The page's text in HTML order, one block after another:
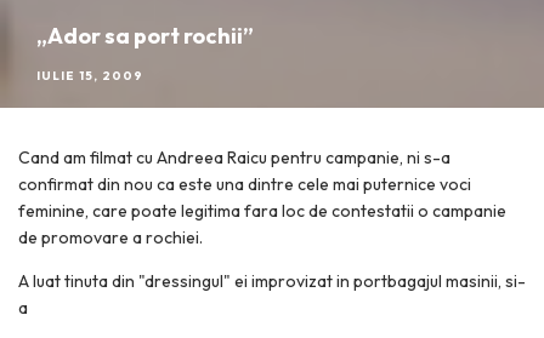
„Ador sa port rochii”
IULIE 15, 2009
Cand am filmat cu Andreea Raicu pentru campanie, ni s-a
confirmat din nou ca este una dintre cele mai puternice voci
feminine, care poate legitima fara loc de contestatii o campanie
de promovare a rochiei.
A luat tinuta din "dressingul" ei improvizat in portbagajul masinii, si-
a